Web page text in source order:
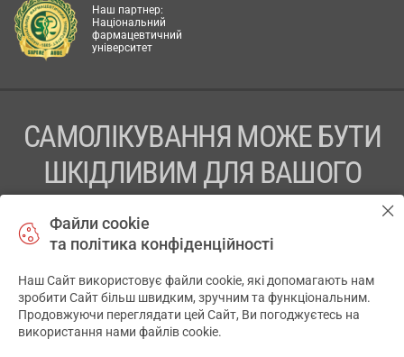
Наш партнер:
Національний
фармацевтичний
університет
САМОЛІКУВАННЯ МОЖЕ БУТИ
ШКІДЛИВИМ ДЛЯ ВАШОГО
ПЕРЕД ЗАСТОСУВАННЯМ ПРЕПАРАТУ ПРОКОНСУЛЬТУЙТЕСЬ
ТОВ «АПТЕКА 911.ЮА» Код ЄДРПОУ 43631965.
Відмова від відповідальності
Файли cookie
та політика конфіденційності
Наш Сайт використовує файли cookie, які допомагають нам
зробити Сайт більш швидким, зручним та функціональним.
Продовжуючи переглядати цей Сайт, Ви погоджуєтесь на
використання нами файлів cookie.
✕